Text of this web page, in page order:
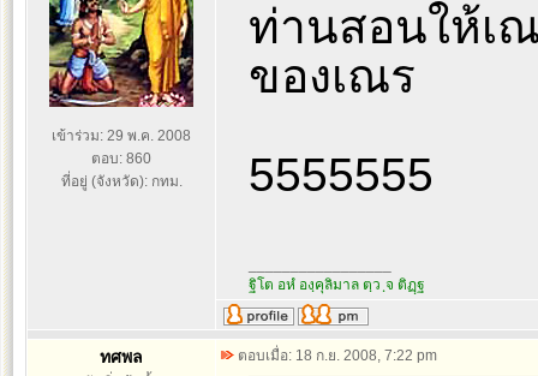
เข้าร่วม: 29 พ.ค. 2008
ตอบ: 860
ที่อยู่ (จังหวัด): กทม.
ท่านสอนให้เ
ของเณร
5555555
ฐิโต อหํ องฺคุลิมาล ตฺว ฺจ ติฏฺฐ
ทศพล ตอบเมื่อ: 18 ก.ย. 2008, 7:22 pm